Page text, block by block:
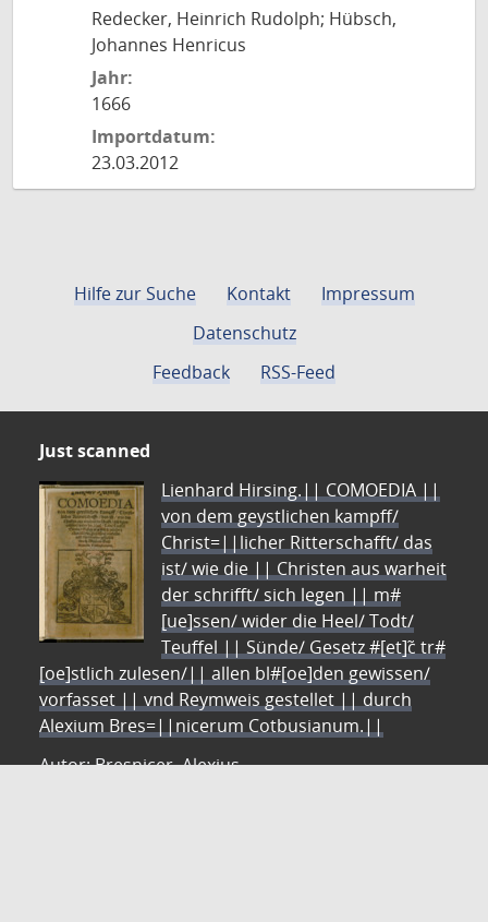
Redecker, Heinrich Rudolph; Hübsch,
Johannes Henricus
Jahr:
1666
Importdatum:
23.03.2012
Hilfe zur Suche Kontakt
Impressum
Datenschutz
Feedback
RSS-Feed
Just scanned
Lienhard Hirsing.|| COMOEDIA ||
von dem geystlichen kampff/
Christ=||licher Ritterschafft/ das
ist/ wie die || Christen aus warheit
der schrifft/ sich legen || m#
[ue]ssen/ wider die Heel/ Todt/
Teuffel || Sünde/ Gesetz #[et]c̃ tr#
[oe]stlich zulesen/|| allen bl#[oe]den gewissen/
vorfasset || vnd Reymweis gestellet || durch
Alexium Bres=||nicerum Cotbusianum.||
Autor: Bresnicer, Alexius